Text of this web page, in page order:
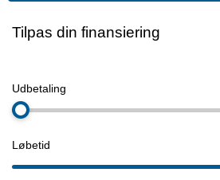
Assistentsystemer: Lane Assist,
Apple Carplay & Android Auto,
Tågelygter, Armlæn,
kabine, ABS, Airbag, Antispin,
Selestrammer, Startspærre, Ikke ryger!,